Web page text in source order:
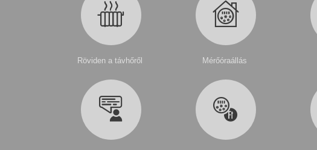
Röviden a távhőről Mérőóraállás